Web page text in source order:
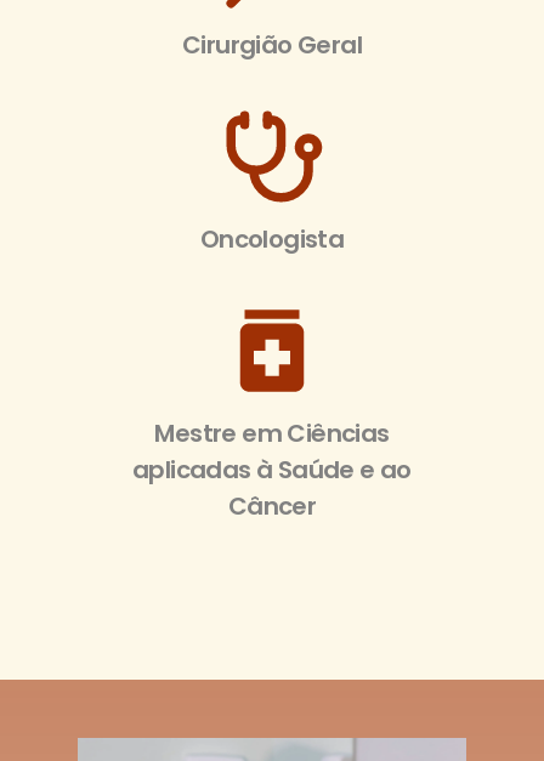
Cirurgião Geral
Oncologista
Mestre em Ciências
aplicadas à Saúde e ao
Câncer